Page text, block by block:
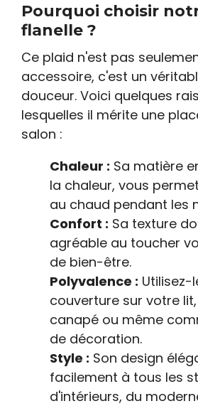
Pourquoi choisir
flanelle ?
Ce plaid n'est pas
accessoire, c'est un
douceur. Voici quelques
lesquelles il mérite une
salon :
Chaleur : Sa matière
la chaleur, vous
au chaud pendant les
Confort : Sa texture
agréable au toucher
de bien-être.
Polyvalence : Utilisez-
couverture sur votre
canapé ou même
de décoration.
Style : Son design
facilement à tous les
d'intérieurs, du